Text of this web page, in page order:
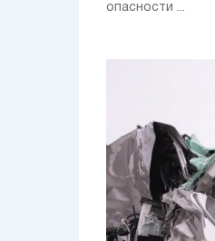
опасности ...